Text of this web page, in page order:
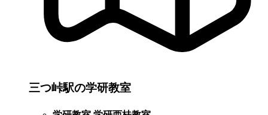
三つ峠駅の学研教室